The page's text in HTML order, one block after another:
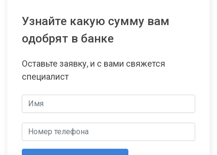
Узнайте какую сумму вам
одобрят в банке
Оставьте заявку, и с вами свяжется
специалист